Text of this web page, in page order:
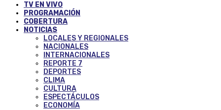
TV EN VIVO
PROGRAMACIÓN
COBERTURA
NOTICIAS
LOCALES Y REGIONALES
NACIONALES
INTERNACIONALES
REPORTE 7
DEPORTES
CLIMA
CULTURA
ESPECTÁCULOS
ECONOMÍA